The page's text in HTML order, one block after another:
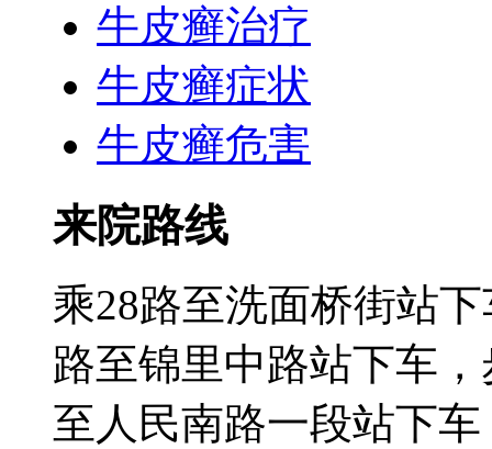
牛皮癣治疗
牛皮癣症状
牛皮癣危害
来院路线
乘28路至洗面桥街站
路至锦里中路站下车
至人民南路一段站下